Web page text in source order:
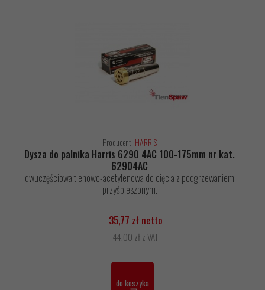
Producent: HARRIS
Dysza do palnika Harris 6290 4AC 100-175mm nr kat.
62904AC
dwuczęściowa tlenowo-acetylenowa do cięcia z podgrzewaniem
przyśpieszonym.
35,77 zł netto
44,00 zł z VAT
do koszyka